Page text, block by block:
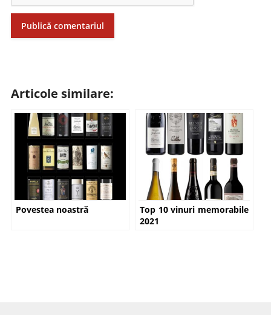
Articole similare:
Povestea noastră
Top 10 vinuri memorabile
2021